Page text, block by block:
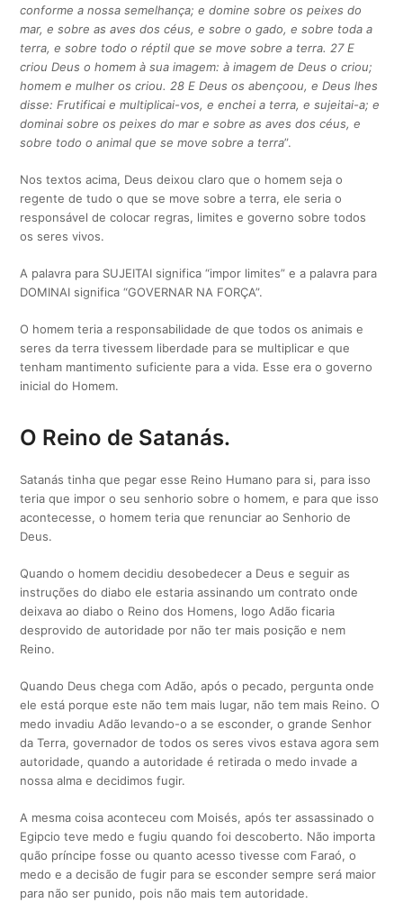
conforme a nossa semelhança; e domine sobre os peixes do
mar, e sobre as aves dos céus, e sobre o gado, e sobre toda a
terra, e sobre todo o réptil que se move sobre a terra. 27 E
criou Deus o homem à sua imagem: à imagem de Deus o criou;
homem e mulher os criou. 28 E Deus os abençoou, e Deus lhes
disse: Frutificai e multiplicai-vos, e enchei a terra, e sujeitai-a; e
dominai sobre os peixes do mar e sobre as aves dos céus, e
sobre todo o animal que se move sobre a terra”.
Nos textos acima, Deus deixou claro que o homem seja o
regente de tudo o que se move sobre a terra, ele seria o
responsável de colocar regras, limites e governo sobre todos
os seres vivos.
A palavra para SUJEITAI significa “impor limites” e a palavra para
DOMINAI significa “GOVERNAR NA FORÇA”.
O homem teria a responsabilidade de que todos os animais e
seres da terra tivessem liberdade para se multiplicar e que
tenham mantimento suficiente para a vida. Esse era o governo
inicial do Homem.
O Reino de Satanás.
Satanás tinha que pegar esse Reino Humano para si, para isso
teria que impor o seu senhorio sobre o homem, e para que isso
acontecesse, o homem teria que renunciar ao Senhorio de
Deus.
Quando o homem decidiu desobedecer a Deus e seguir as
instruções do diabo ele estaria assinando um contrato onde
deixava ao diabo o Reino dos Homens, logo Adão ficaria
desprovido de autoridade por não ter mais posição e nem
Reino.
Quando Deus chega com Adão, após o pecado, pergunta onde
ele está porque este não tem mais lugar, não tem mais Reino. O
medo invadiu Adão levando-o a se esconder, o grande Senhor
da Terra, governador de todos os seres vivos estava agora sem
autoridade, quando a autoridade é retirada o medo invade a
nossa alma e decidimos fugir.
A mesma coisa aconteceu com Moisés, após ter assassinado o
Egipcio teve medo e fugiu quando foi descoberto. Não importa
quão príncipe fosse ou quanto acesso tivesse com Faraó, o
medo e a decisão de fugir para se esconder sempre será maior
para não ser punido, pois não mais tem autoridade.